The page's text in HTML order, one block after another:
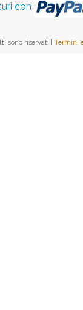
con
sono riservati | Termini